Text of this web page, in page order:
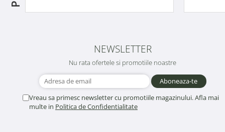
NEWSLETTER
Nu rata ofertele si promotiile noastre
Vreau sa primesc newsletter cu promotiile magazinului. Afla mai
multe in Politica de Confidentialitate